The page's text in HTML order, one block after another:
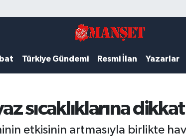
Türkiye Gündemi Resmi İlan Yazarlar
sıcaklıklarına
etkisinin artmasıyla birlikte